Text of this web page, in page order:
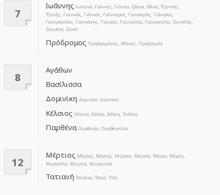
7
Ιωάννης Ιωάννα, Γιάννης, Γιάννα, Ιβάνα, Βάνα, Τζαννής,
Τζανής, Γιαννιός, Γιάννος, Γιάνναρος, Γιανναράς, Γιάνγκος,
Γιανγκούλας, Γιαννάκης, Γιάγκος, Γιαννούλα, Γιανγκούλα, Ζαννέτος,
Ζαννέτα, Ζανέτ
Πρόδρομος Προδρομάκης, Μάκης, Προδρομία
8
Αγάθων
Βασίλισσα
Δομινίκη Δομνίκα, Δομνίκη
Κέλσιος Κέλσια, Κέλσα, Κέλση, Τσέλση
Παρθένα Παρθενία, Παρθενούλα
12
Μέρτιος Μέρτος, Μέρτης, Μύρτος, Μερτία, Μέρτα, Μέρτη,
Μερτούλα, Μυρτιά, Μυρτούλα
Τατιανή Τατιάνα, Τάτια, Τίτη